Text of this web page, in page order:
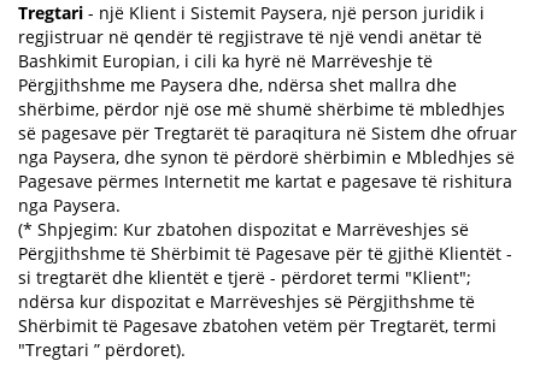
Tregtari - një Klient i Sistemit Paysera, një person juridik i
regjistruar në qendër të regjistrave të një vendi anëtar të
Bashkimit Europian, i cili ka hyrë në Marrëveshje të
Përgjithshme me Paysera dhe, ndërsa shet mallra dhe
shërbime, përdor një ose më shumë shërbime të mbledhjes
së pagesave për Tregtarët të paraqitura në Sistem dhe ofruar
nga Paysera, dhe synon të përdorë shërbimin e Mbledhjes së
Pagesave përmes Internetit me kartat e pagesave të rishitura
nga Paysera.
(* Shpjegim: Kur zbatohen dispozitat e Marrëveshjes së
Përgjithshme të Shërbimit të Pagesave për të gjithë Klientët -
si tregtarët dhe klientët e tjerë - përdoret termi "Klient";
ndërsa kur dispozitat e Marrëveshjes së Përgjithshme të
Shërbimit të Pagesave zbatohen vetëm për Tregtarët, termi
"Tregtari ” përdoret).